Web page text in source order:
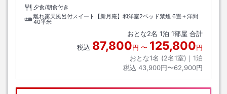
夕食/朝食付き
離れ露天風呂付スイート【新月庵】和洋室2ベッド禁煙 6畳＋洋間
40平米
おとな2名 1泊 1部屋 合計
税込 87,800円 〜 125,800円
おとな1名 (2名1室)｜ 1泊
税込 43,900円〜62,900円